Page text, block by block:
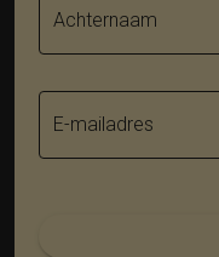
Achternaam
E-mailadres